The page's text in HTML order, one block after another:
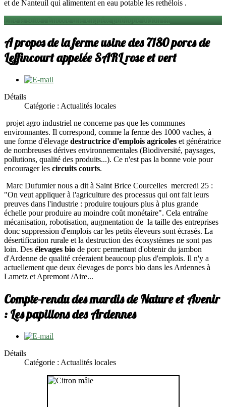
et de Nanteuil qui alimentent en eau potable les rethélois .
Lire la suite : Encore une enquête publique bidon !!!
A propos de la ferme usine des 7180 porcs de
Leffincourt appelée SARL rose et vert
Détails
Catégorie : Actualités locales
projet agro industriel ne concerne pas que les communes
environnantes. Il correspond, comme la ferme des 1000 vaches, à
une forme d'élevage destructrice d'emplois agricoles et génératrice
de nombreuses dérives environnementales (Biodiversité, paysages,
pollutions, qualité des produits...). Ce n'est pas la bonne voie pour
encourager les circuits courts.
Marc Dufumier nous a dit à Saint Brice Courcelles mercredi 25 :
"On veut appliquer à l'agriculture des processus qui ont fait leurs
preuves dans l'industrie : produire toujours plus à plus grande
échelle pour produire au moindre coût monétaire". Cela entraîne
mécanisation, robotisation, augmentation de la taille des entreprises
donc suppression d'emplois car les petits éleveurs sont écrasés. La
désertification rurale et la destruction des écosystèmes ne sont pas
loin. Des élevages bio de porc permettant d'obtenir du jambon
d'Ardenne de qualité créeraient beaucoup plus d'emplois. Il n'y a
actuellement que deux élevages de porcs bio dans les Ardennes à
Lametz et Apremont /Aire...
Compte-rendu des mardis de Nature et Avenir
: Les papillons des Ardennes
Détails
Catégorie : Actualités locales